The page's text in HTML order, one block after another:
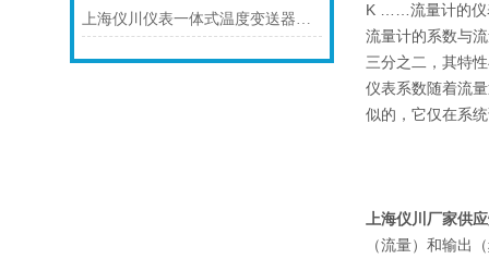
上海仪川仪表一体式温度变送器的特点
K ……流量计的仪
流量计的系数与
三分之二，其特
仪表系数随着流
似的，它仅在系
上海仪川厂家供
（流量）和输出